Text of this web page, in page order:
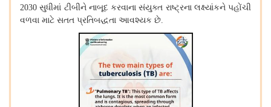
2030સુધીમાં ટીબીને નાબૂદ કરવાના સંયુક્ત રાષ્ટ્રના લક્ષ્યાંકને પહોંચી
વળવા માટે સતત પ્રતિબદ્ધતા આવશ્યક છે